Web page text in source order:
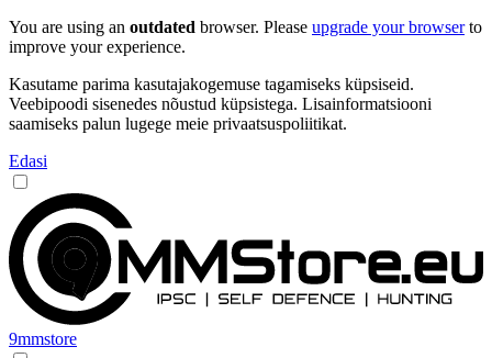
You are using an outdated browser. Please upgrade your browserto
improve your experience.
Kasutame parima kasutajakogemuse tagamiseks küpsiseid.
Veebipoodi sisenedes nõustud küpsistega. Lisainformatsiooni
saamiseks palun lugege meie privaatsuspoliitikat.
Edasi
9mmstore